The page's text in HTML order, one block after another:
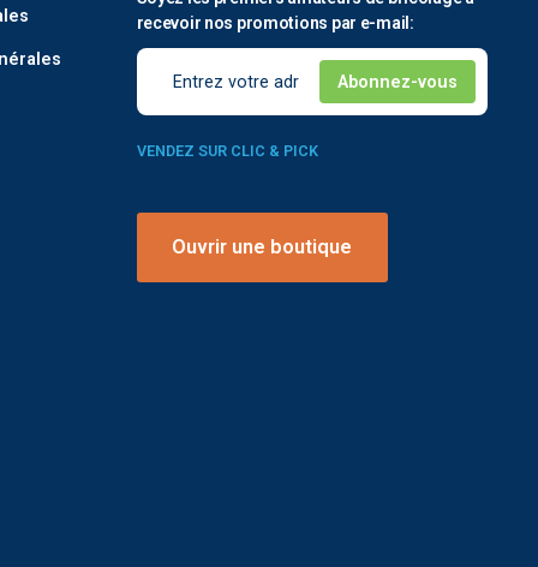
recevoir nos promotions par e-mail:
VENDEZ SUR CLIC & PICK
Ouvrir une boutique